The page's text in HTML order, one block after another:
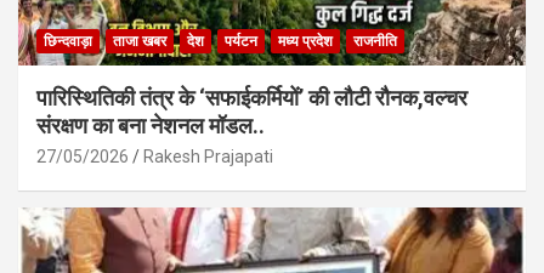
छिन्दवाड़ा ताजा खबर देश पर्यटन मध्य प्रदेश राजनीति
पारिस्थितिकी तंत्र के ‘सफाईकर्मियों’ की लौटी रौनक,वल्चर
संरक्षण का बना नेशनल मॉडल..
27/05/2026 Rakesh Prajapati